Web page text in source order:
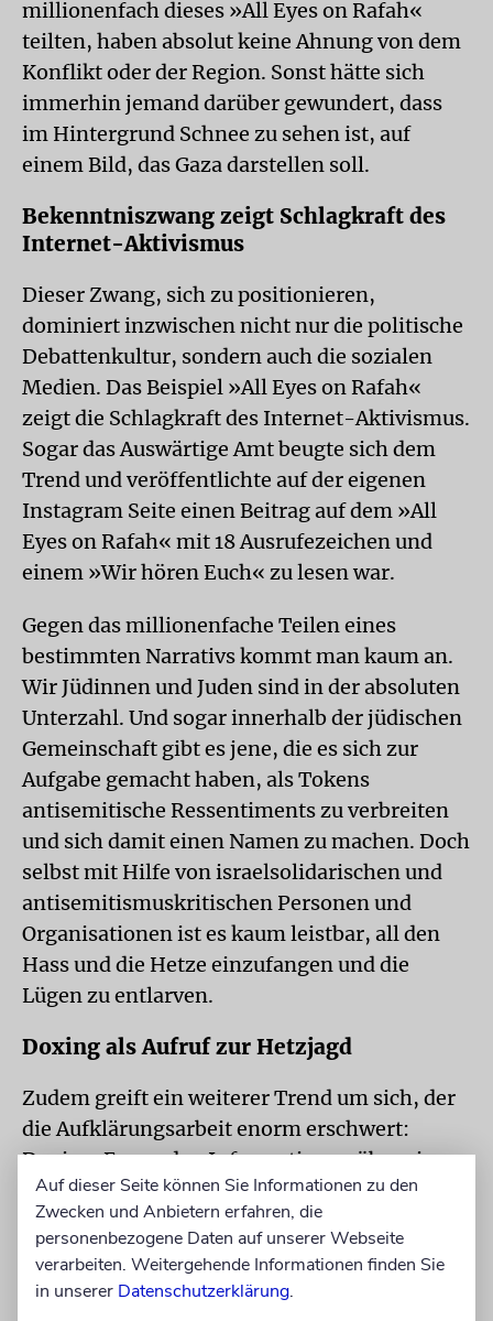
millionenfach dieses »All Eyes on Rafah«
teilten, haben absolut keine Ahnung von dem
Konflikt oder der Region. Sonst hätte sich
immerhin jemand darüber gewundert, dass
im Hintergrund Schnee zu sehen ist, auf
einem Bild, das Gaza darstellen soll.
Bekenntniszwang zeigt Schlagkraft des
Internet-Aktivismus
Dieser Zwang, sich zu positionieren,
dominiert inzwischen nicht nur die politische
Debattenkultur, sondern auch die sozialen
Medien. Das Beispiel »All Eyes on Rafah«
zeigt die Schlagkraft des Internet-Aktivismus.
Sogar das Auswärtige Amt beugte sich dem
Trend und veröffentlichte auf der eigenen
Instagram Seite einen Beitrag auf dem »All
Eyes on Rafah« mit 18 Ausrufezeichen und
einem »Wir hören Euch« zu lesen war.
Gegen das millionenfache Teilen eines
bestimmten Narrativs kommt man kaum an.
Wir Jüdinnen und Juden sind in der absoluten
Unterzahl. Und sogar innerhalb der jüdischen
Gemeinschaft gibt es jene, die es sich zur
Aufgabe gemacht haben, als Tokens
antisemitische Ressentiments zu verbreiten
und sich damit einen Namen zu machen. Doch
selbst mit Hilfe von israelsolidarischen und
antisemitismuskritischen Personen und
Organisationen ist es kaum leistbar, all den
Hass und die Hetze einzufangen und die
Lügen zu entlarven.
Doxing als Aufruf zur Hetzjagd
Zudem greift ein weiterer Trend um sich, der
die Aufklärungsarbeit enorm erschwert:
Doxing. Es werden Informationen über eine
Person gesammelt, um sie anschließend
öffentlich bloßzustellen und den Hatern
auszuliefern.
Nachdem ich von ein paar antisemitischen
Auf dieser Seite können Sie Informationen zu den
Zwecken und Anbietern erfahren, die
personenbezogene Daten auf unserer Webseite
verarbeiten. Weitergehende Informationen finden Sie
in unserer Datenschutzerklärung.